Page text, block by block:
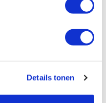
Details tonen
levertijd half